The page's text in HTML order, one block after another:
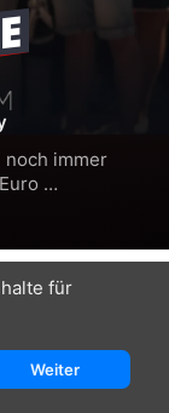
noch immer
für
Weiter